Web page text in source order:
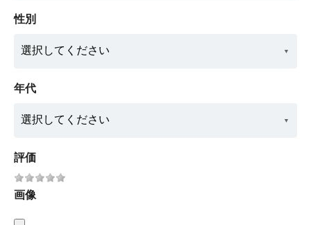
性別
年代
評価
画像